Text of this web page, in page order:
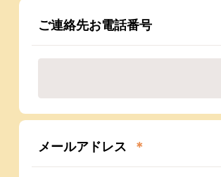
ご連絡先お電話番号
メールアドレス ＊